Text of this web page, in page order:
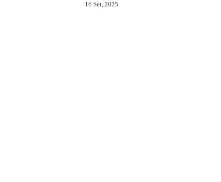
16 Set, 2025